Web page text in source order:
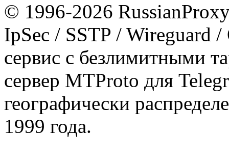
© 1996-2026
IpSec / SSTP / Wireguard
сервис с безлимитными
сервер MTProto для
географически
1999 года.